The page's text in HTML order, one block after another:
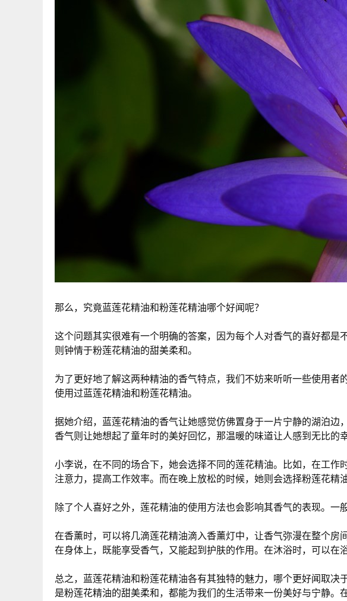
那么，究竟蓝莲花精油和粉莲花精油哪个好闻呢？
这个问题其实很难有一个明确的答案，因为每个人对香气的喜好都
则钟情于粉莲花精油的甜美柔和。
为了更好地了解这两种精油的香气特点，我们不妨来听听一些使用
使用过蓝莲花精油和粉莲花精油。
据她介绍，蓝莲花精油的香气让她感觉仿佛置身于一片宁静的湖泊
香气则让她想起了童年时的美好回忆，那温暖的味道让人感到无比的幸
小李说，在不同的场合下，她会选择不同的莲花精油。比如，在工
注意力，提高工作效率。而在晚上放松的时候，她则会选择粉莲花精
除了个人喜好之外，莲花精油的使用方法也会影响其香气的表现。一
在香薰时，可以将几滴莲花精油滴入香薰灯中，让香气弥漫在整个
在身体上，既能享受香气，又能起到护肤的作用。在沐浴时，可以在
总之，蓝莲花精油和粉莲花精油各有其独特的魅力，哪个更好闻取
是粉莲花精油的甜美柔和，都能为我们的生活带来一份美好与宁静